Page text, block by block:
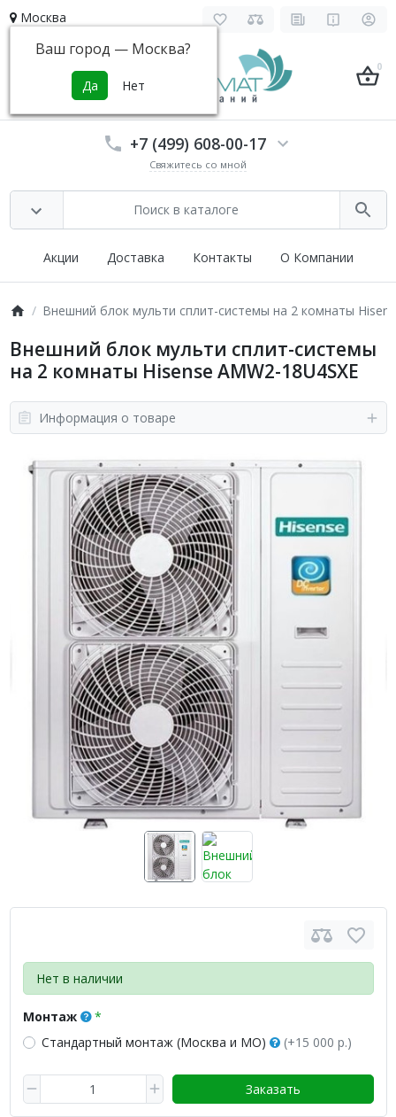
Москва
Ваш город — Москва?
0
+7 (499) 608-00-17
Свяжитесь со мной
Акции Доставка Контакты О Компании
Внешний блок мульти сплит-системы на 2 комнаты
Внешний блок мульти сплит-системы
на 2 комнаты Hisense AMW2-18U4SXE
Информация о товаре
Нет в наличии
Монтаж
Стандартный монтаж (Москва и МО)
(+15 000 р.)
Заказать